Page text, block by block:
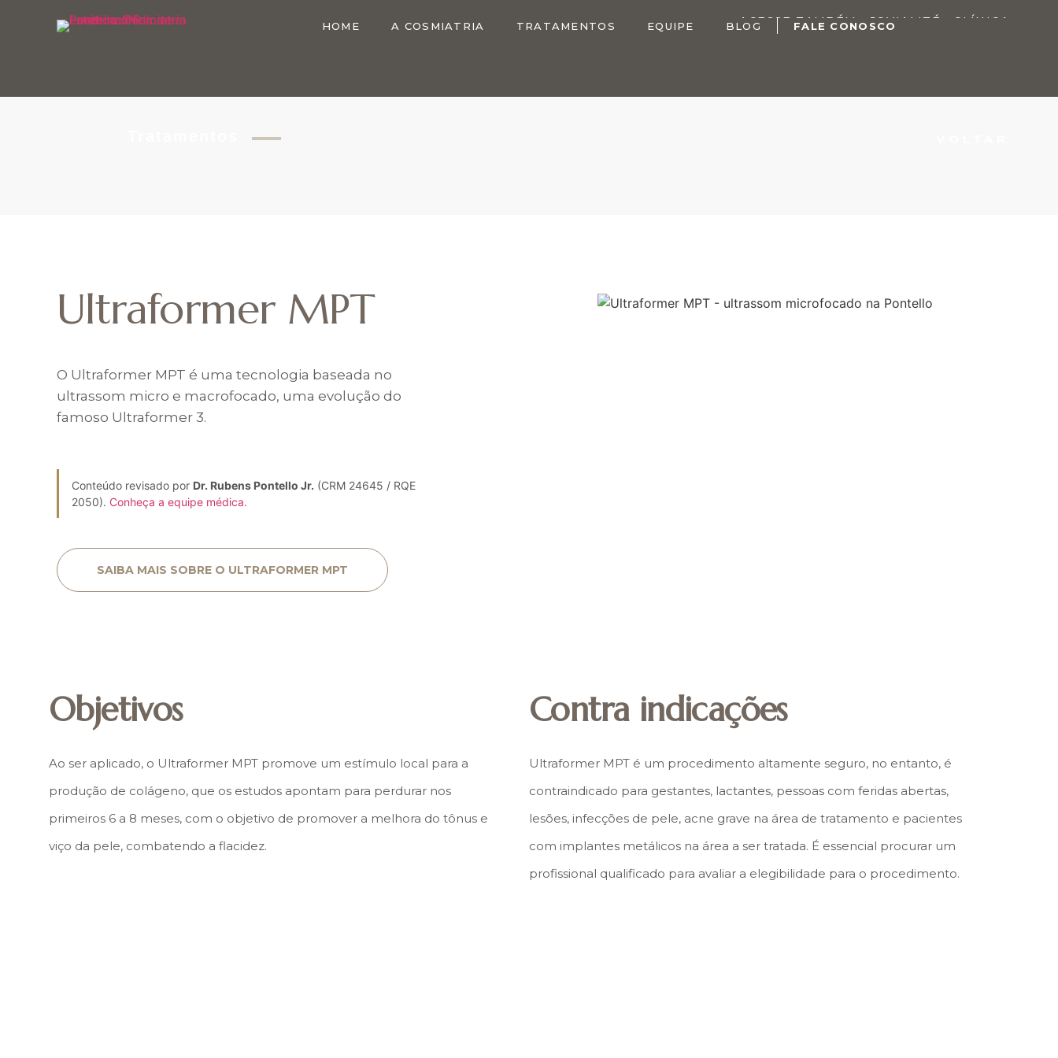
ACESSE TAMBÉM JOVIALITÉ CLÍNICA
HOME A COSMIATRIA TRATAMENTOS EQUIPE BLOG FALE CONOSCO
Ultraformer MPT
O Ultraformer MPT é uma tecnologia baseada no
ultrassom micro e macrofocado, uma evolução do
famoso Ultraformer 3.
Conteúdo revisado por Dr. Rubens Pontello Jr. (CRM 24645 / RQE
2050). Conheça a equipe médica.
SAIBA MAIS SOBRE O ULTRAFORMER MPT
Objetivos
Ao ser aplicado, o Ultraformer MPT promove um estímulo local para a
produção de colágeno, que os estudos apontam para perdurar nos
primeiros 6 a 8 meses, com o objetivo de promover a melhora do tônus e
viço da pele, combatendo a flacidez.
Contra indicações
Ultraformer MPT é um procedimento altamente seguro, no entanto, é
contraindicado para gestantes, lactantes, pessoas com feridas abertas,
lesões, infecções de pele, acne grave na área de tratamento e pacientes
com implantes metálicos na área a ser tratada. É essencial procurar um
profissional qualificado para avaliar a elegibilidade para o procedimento.